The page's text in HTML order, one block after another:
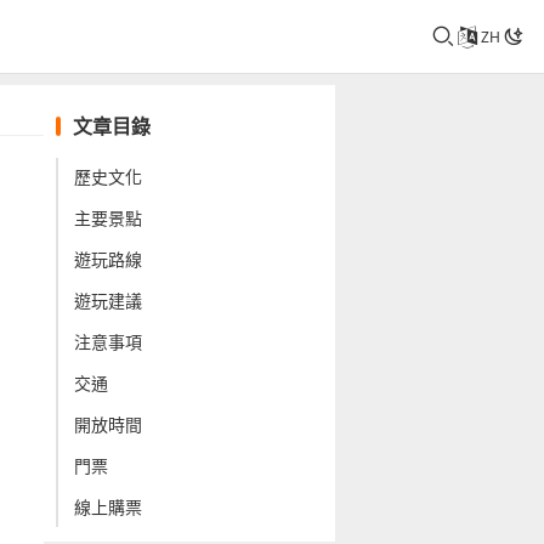
ZH
文章目錄
歷史文化
主要景點
遊玩路線
遊玩建議
注意事項
交通
開放時間
門票
線上購票